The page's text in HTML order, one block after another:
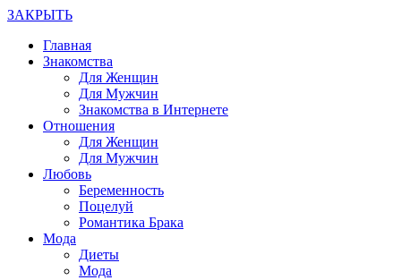
ЗАКРЫТЬ
Главная
Знакомства
Для Женщин
Для Мужчин
Знакомства в Интернете
Отношения
Для Женщин
Для Мужчин
Любовь
Беременность
Поцелуй
Романтика Брака
Мода
Диеты
Мода